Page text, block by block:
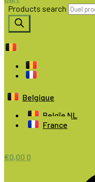
Products search
Belgique
Belgïe NL
France
€0,00 0